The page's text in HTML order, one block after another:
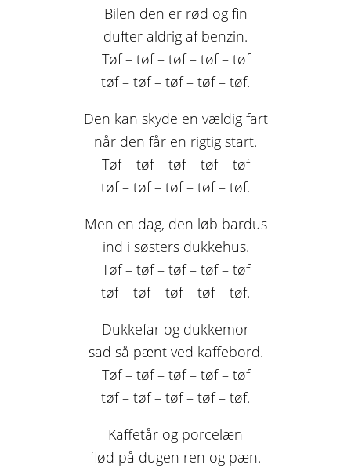
Bilen den er rød og fin
dufter aldrig af benzin.
Tøf – tøf – tøf – tøf – tøf
tøf – tøf – tøf – tøf – tøf.
Den kan skyde en vældig fart
når den får en rigtig start.
Tøf – tøf – tøf – tøf – tøf
tøf – tøf – tøf – tøf – tøf.
Men en dag, den løb bardus
ind i søsters dukkehus.
Tøf – tøf – tøf – tøf – tøf
tøf – tøf – tøf – tøf – tøf.
Dukkefar og dukkemor
sad så pænt ved kaffebord.
Tøf – tøf – tøf – tøf – tøf
tøf – tøf – tøf – tøf – tøf.
Kaffetår og porcelæn
flød på dugen ren og pæn.